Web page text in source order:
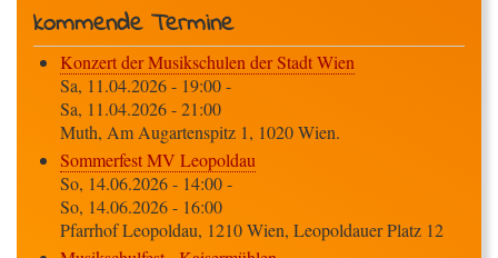
kommende Termine
Konzert der Musikschulen der Stadt Wien
Sa, 11.04.2026 - 19:00-
Sa, 11.04.2026 - 21:00
Muth, Am Augartenspitz 1, 1020 Wien.
Sommerfest MV Leopoldau
So, 14.06.2026 - 14:00-
So, 14.06.2026 - 16:00
Pfarrhof Leopoldau, 1210 Wien, Leopoldauer Platz 12